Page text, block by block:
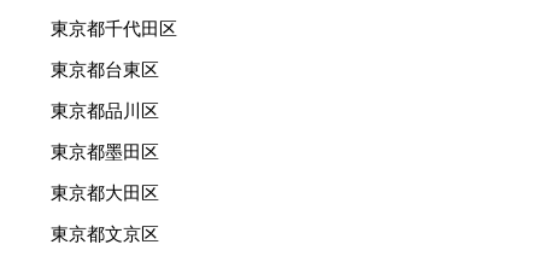
東京都千代田区
東京都台東区
東京都品川区
東京都墨田区
東京都大田区
東京都文京区